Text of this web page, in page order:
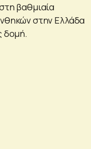
βαθμιαία
στην Ελλάδα
δομή.